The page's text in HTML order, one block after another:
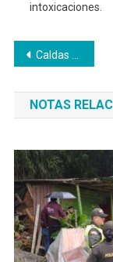
intoxicaciones.
de
entradas
Caldas alcanza 122 mil vacunados contra fiebre amarilla:
NOTAS